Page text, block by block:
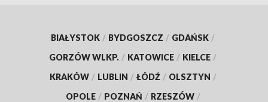
BIAŁYSTOK / BYDGOSZCZ / GDAŃSK /
GORZÓW WLKP. / KATOWICE / KIELCE /
KRAKÓW / LUBLIN / ŁÓDŹ / OLSZTYN /
OPOLE / POZNAŃ / RZESZÓW /